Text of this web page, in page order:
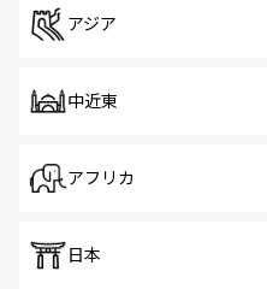
アジア
中近東
アフリカ
日本